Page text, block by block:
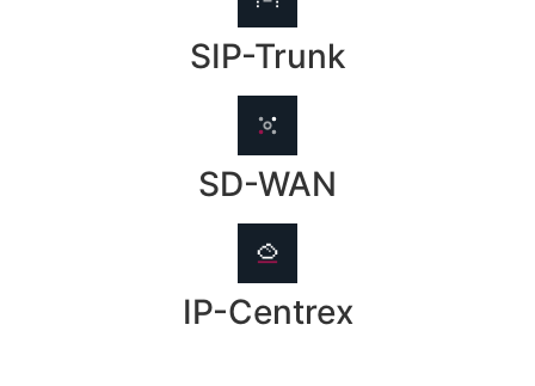
SIP-Trunk
SD-WAN
IP-Centrex